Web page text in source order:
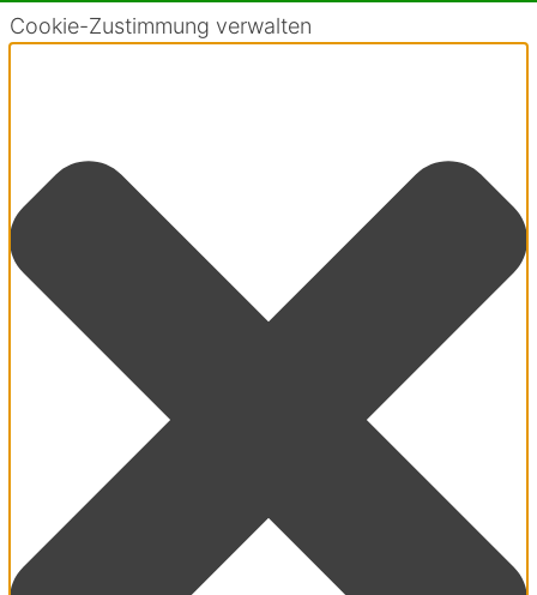
Cookie-Zustimmung verwalten